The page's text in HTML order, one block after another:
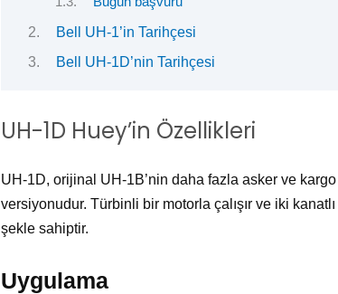
Bell UH-1’in Tarihçesi
Bell UH-1D’nin Tarihçesi
UH-1D Huey’in Özellikleri
UH-1D, orijinal UH-1B’nin daha fazla asker ve
versiyonudur. Türbinli bir motorla çalışır ve iki
şekle sahiptir.
Uygulama